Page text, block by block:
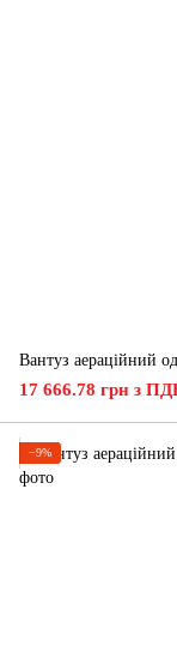
Вантуз аераційний
17 666.78 грн з
−9%